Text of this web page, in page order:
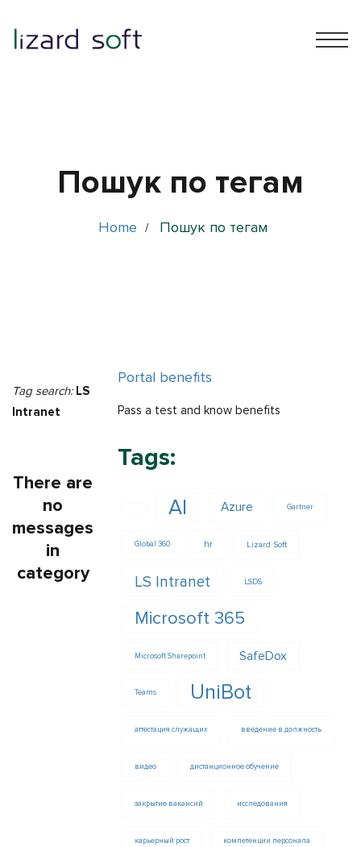
Пошук по тегам
Home / Пошук по тегам
Tag search: LS
Intranet
There are
no
messages
in
category
Portal benefits
Pass a test and know benefits
Tags:
AI Azure Gartner
Global 360 hr Lizard Soft
LS Intranet LSDS
Microsoft 365
Microsoft Sharepoint SafeDox
Teams UniBot
аттестация служащих введение в должность
видео дистанционное обучение
закрытие вакансий исследования
карьерный рост компетенции персонала